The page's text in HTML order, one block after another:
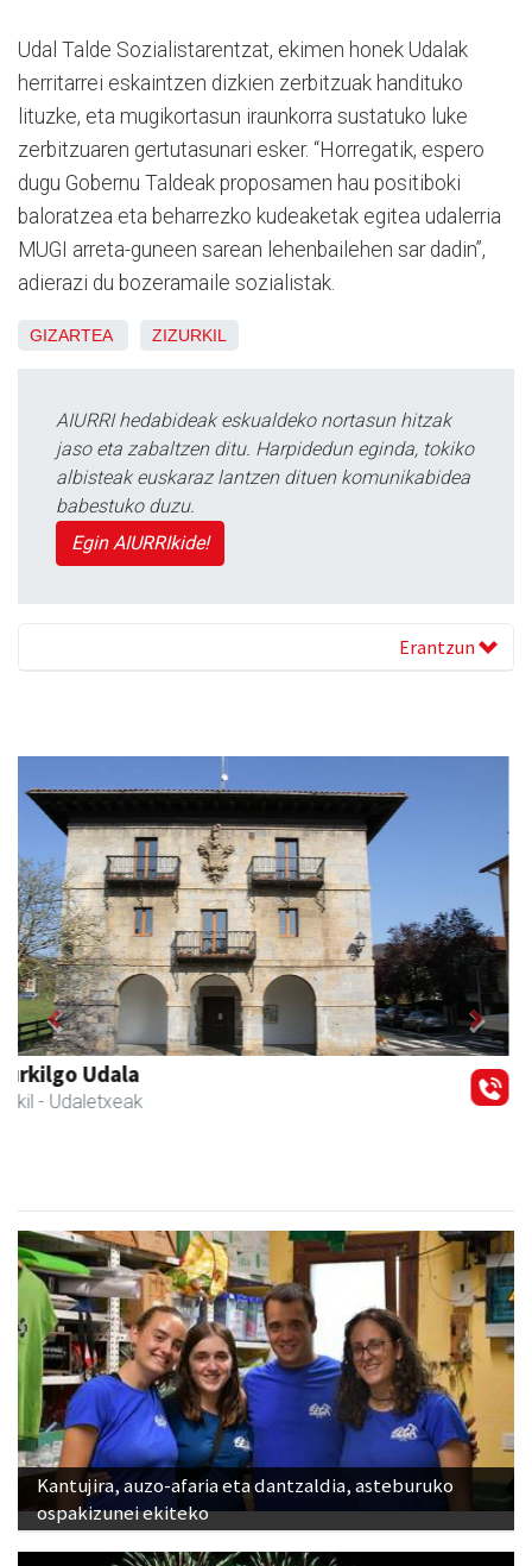
Udal Talde Sozialistarentzat, ekimen honek Udalak
herritarrei eskaintzen dizkien zerbitzuak handituko
lituzke, eta mugikortasun iraunkorra sustatuko luke
zerbitzuaren gertutasunari esker. “Horregatik, espero
dugu Gobernu Taldeak proposamen hau positiboki
baloratzea eta beharrezko kudeaketak egitea udalerria
MUGI arreta-guneen sarean lehenbailehen sar dadin”,
adierazi du bozeramaile sozialistak.
GIZARTEA ZIZURKIL
AIURRI hedabideak eskualdeko nortasun hitzak
jaso eta zabaltzen ditu. Harpidedun eginda, tokiko
albisteak euskaraz lantzen dituen komunikabidea
babestuko duzu.
Egin AIURRIkide!
Erantzun
Zubimusu Ikastola
Zizurkil - Hezkuntza
Previous Next
Kantujira, auzo-afaria eta dantzaldia, asteburuko
ospakizunei ekiteko